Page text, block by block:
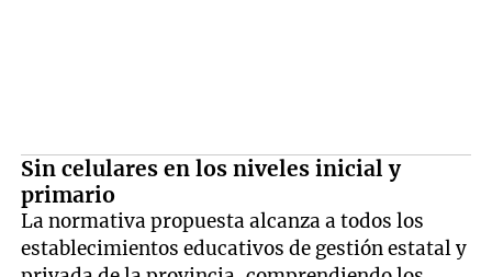
Sin celulares en los niveles inicial y
primario
La normativa propuesta alcanza a todos los
establecimientos educativos de gestión estatal y